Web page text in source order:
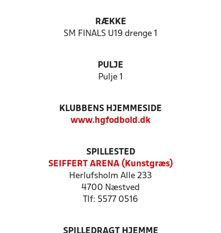
RÆKKE
SM FINALS U19 drenge 1
PULJE
Pulje 1
KLUBBENS HJEMMESIDE
www.hgfodbold.dk
SPILLESTED
SEIFFERT ARENA (Kunstgræs)
Herlufsholm Alle 233
4700 Næstved
Tlf: 5577 0516
SPILLEDRAGT HJEMME